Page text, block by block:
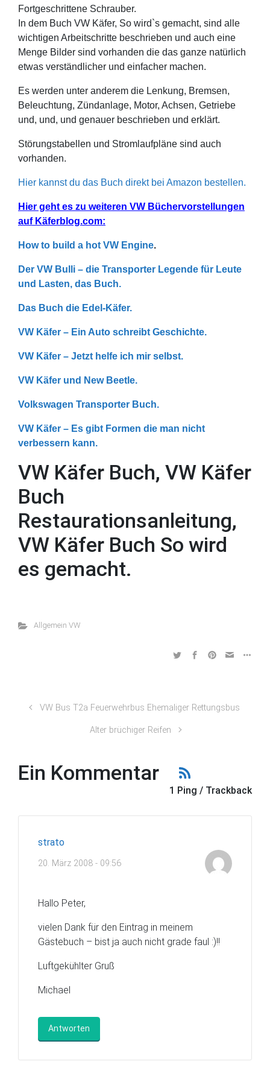
Fortgeschrittene Schrauber.
In dem Buch VW Käfer, So wird`s gemacht, sind alle
wichtigen Arbeitschritte beschrieben und auch eine
Menge Bilder sind vorhanden die das ganze natürlich
etwas verständlicher und einfacher machen.
Es werden unter anderem die Lenkung, Bremsen,
Beleuchtung, Zündanlage, Motor, Achsen, Getriebe
und, und, und genauer beschrieben und erklärt.
Störungstabellen und Stromlaufpläne sind auch
vorhanden.
Hier kannst du das Buch direkt bei Amazon bestellen.
Hier geht es zu weiteren VW Büchervorstellungen
auf Käferblog.com:
How to build a hot VW Engine.
Der VW Bulli – die Transporter Legende für Leute
und Lasten, das Buch.
Das Buch die Edel-Käfer.
VW Käfer – Ein Auto schreibt Geschichte.
VW Käfer – Jetzt helfe ich mir selbst.
VW Käfer und New Beetle.
Volkswagen Transporter Buch.
VW Käfer – Es gibt Formen die man nicht
verbessern kann.
VW Käfer Buch, VW Käfer
Buch
Restaurationsanleitung,
VW Käfer Buch So wird
es gemacht.
Allgemein VW
VW Bus T2a Feuerwehrbus Ehemaliger Rettungsbus
Alter brüchiger Reifen
Ein Kommentar
1 Ping / Trackback
strato
20. März 2008 - 09:56
Hallo Peter,
vielen Dank für den Eintrag in meinem
Gästebuch – bist ja auch nicht grade faul :)!!
Luftgekühlter Gruß
Michael
Antworten